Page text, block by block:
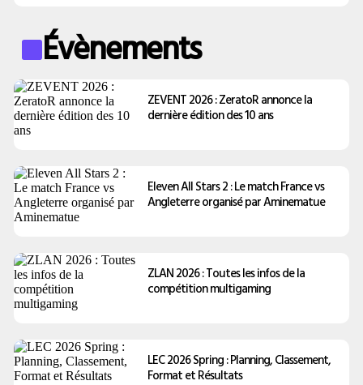
Évènements
ZEVENT 2026 : ZeratoR annonce la
dernière édition des 10 ans
Eleven All Stars 2 : Le match France vs
Angleterre organisé par Aminematue
ZLAN 2026 : Toutes les infos de la
compétition multigaming
LEC 2026 Spring : Planning, Classement,
Format et Résultats